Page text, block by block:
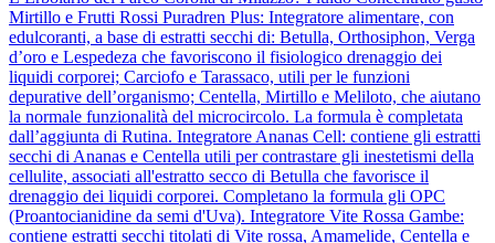
Mirtillo e Frutti Rossi Puradren Plus: Integratore alimentare, con
edulcoranti, a base di estratti secchi di: Betulla, Orthosiphon, Verga
d’oro e Lespedeza che favoriscono il fisiologico drenaggio dei
liquidi corporei; Carciofo e Tarassaco, utili per le funzioni
depurative dell’organismo; Centella, Mirtillo e Meliloto, che aiutano
la normale funzionalità del microcircolo. La formula è completata
dall’aggiunta di Rutina. Integratore Ananas Cell: contiene gli estratti
secchi di Ananas e Centella utili per contrastare gli inestetismi della
cellulite, associati all'estratto secco di Betulla che favorisce il
drenaggio dei liquidi corporei. Completano la formula gli OPC
(Proantocianidine da semi d'Uva). Integratore Vite Rossa Gambe:
contiene estratti secchi titolati di Vite rossa, Amamelide, Centella e